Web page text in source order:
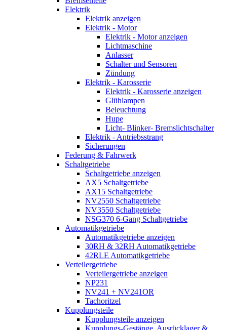
Elektrik
Elektrik anzeigen
Elektrik - Motor
Elektrik - Motor anzeigen
Lichtmaschine
Anlasser
Schalter und Sensoren
Zündung
Elektrik - Karosserie
Elektrik - Karosserie anzeigen
Glühlampen
Beleuchtung
Hupe
Licht- Blinker- Bremslichtschalter
Elektrik - Antriebsstrang
Sicherungen
Federung & Fahrwerk
Schaltgetriebe
Schaltgetriebe anzeigen
AX5 Schaltgetriebe
AX15 Schaltgetriebe
NV2550 Schaltgetriebe
NV3550 Schaltgetriebe
NSG370 6-Gang Schaltgetriebe
Automatikgetriebe
Automatikgetriebe anzeigen
30RH & 32RH Automatikgetriebe
42RLE Automatikgetriebe
Verteilergetriebe
Verteilergetriebe anzeigen
NP231
NV241 + NV241OR
Tachoritzel
Kupplungsteile
Kupplungsteile anzeigen
Kupplungs-Gestänge, Ausrücklager &